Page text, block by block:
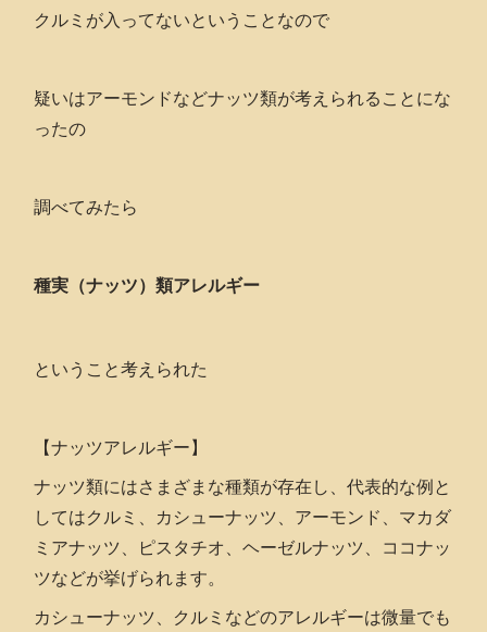
クルミが入ってないということなので
疑いはアーモンドなどナッツ類が考えられることにな
ったの
調べてみたら
種実（ナッツ）類アレルギー
ということ考えられた
【ナッツアレルギー】
ナッツ類にはさまざまな種類が存在し、代表的な例と
してはクルミ、カシューナッツ、アーモンド、マカダ
ミアナッツ、ピスタチオ、ヘーゼルナッツ、ココナッ
ツなどが挙げられます。
カシューナッツ、クルミなどのアレルギーは微量でも